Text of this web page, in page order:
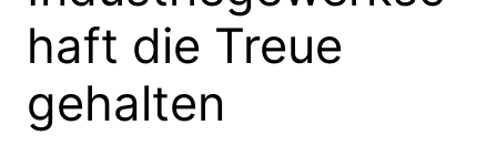
haft die Treue
gehalten